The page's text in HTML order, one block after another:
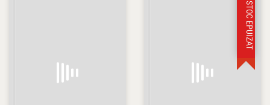
STOC EPUIZAT